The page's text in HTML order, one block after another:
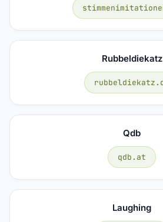
Rubbeldiekatz
Qdb
qdb.at
Laughing